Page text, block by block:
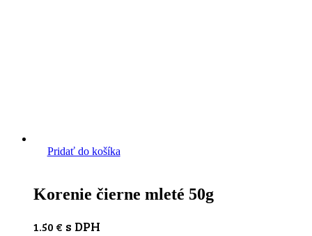
Pridať do košíka
Korenie čierne mleté 50g
1.50 € s DPH